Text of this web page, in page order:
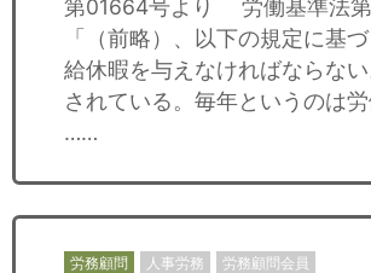
第01664号より 労働基準法
「（前略）、以下の規定に基
給休暇を与えなければならな
されている。毎年というのは
……
労務顧問 人事労務 労務顧問会員